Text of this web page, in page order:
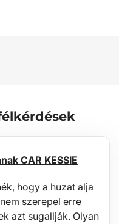
CAR KESSIE
hogy a huzat alja
szerepel erre
azt sugallják. Olyan